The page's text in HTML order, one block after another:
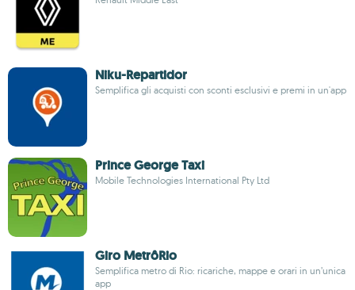
Niku-Repartidor
Semplifica gli acquisti con sconti esclusivi e premi in un'app
Prince George Taxi
Mobile Technologies International Pty Ltd
Giro MetrôRio
Semplifica metro di Rio: ricariche, mappe e orari in un’unica
app